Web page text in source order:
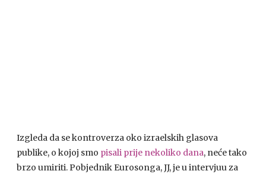
Izgleda da se kontroverza oko izraelskih glasova
publike, o kojoj smo pisali prije nekoliko dana, neće tako
brzo umiriti. Pobjednik Eurosonga, JJ, je u intervjuu za